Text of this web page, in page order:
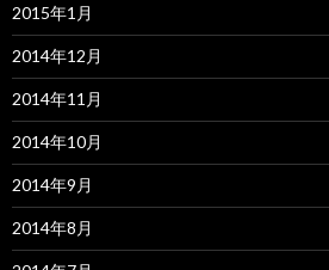
2015年1月
2014年12月
2014年11月
2014年10月
2014年9月
2014年8月